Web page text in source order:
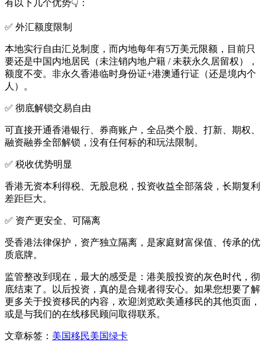
有以下几个优势👇：
✅ 外汇额度限制
本地实行自由汇兑制度，而内地每年有5万美元限额，目前只
要还是中国内地居民（未注销内地户籍 / 未获永久居留权），
额度不变。非永久香港临时身份证+港澳通行证（还是境内个
人）。
✅ 彻底解锁交易自由
可直接开通香港银行、券商账户，全品类个股、打新、期权、
融资融券全部解锁，没有任何标的和玩法限制。
✅ 税收优势明显
香港无资本利得税、无股息税，投资收益全部落袋，长期复利
差距巨大。
✅ 资产更安全、可隔离
受香港法律保护，资产独立隔离，是家庭财富保值、传承的优
质底牌。
监管整改到现在，最大的感受是：港美股投资的灰色时代，彻
底结束了。以后投资，真的是合规者得安心。如果您想要了解
更多关于投资移民的内容，欢迎浏览欧美通移民的其他页面，
或是与我们的在线移民顾问取得联系。
文章标签： 美国移民美国绿卡